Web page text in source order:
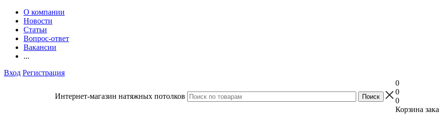
О компании
Новости
Статьи
Вопрос-ответ
Вакансии
...
Вход Регистрация
Интернет-магазин натяжных потолков
0
0
0
Корзина